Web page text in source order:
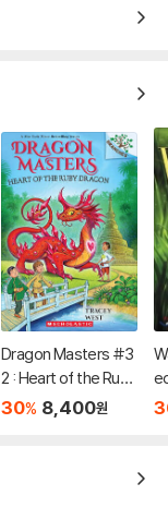
Dragon Masters #3
2 : Heart of the Ruby
Dragon (A Branches
30% 8,400원